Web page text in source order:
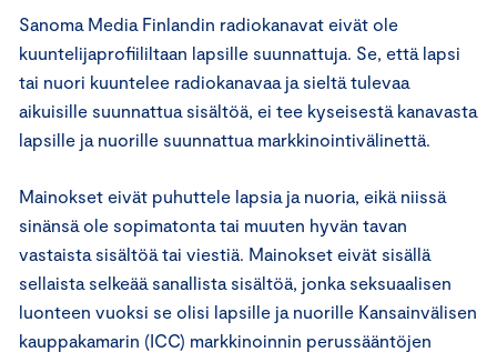
Sanoma Media Finlandin radiokanavat eivät ole
kuuntelijaprofiililtaan lapsille suunnattuja. Se, että lapsi
tai nuori kuuntelee radiokanavaa ja sieltä tulevaa
aikuisille suunnattua sisältöä, ei tee kyseisestä kanavasta
lapsille ja nuorille suunnattua markkinointivälinettä.
Mainokset eivät puhuttele lapsia ja nuoria, eikä niissä
sinänsä ole sopimatonta tai muuten hyvän tavan
vastaista sisältöä tai viestiä. Mainokset eivät sisällä
sellaista selkeää sanallista sisältöä, jonka seksuaalisen
luonteen vuoksi se olisi lapsille ja nuorille Kansainvälisen
kauppakamarin (ICC) markkinoinnin perussääntöjen